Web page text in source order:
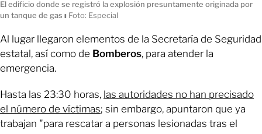
El edificio donde se registró la explosión presuntamente originada por
un tanque de gas ı Foto: Especial
Al lugar llegaron elementos de la Secretaría de Seguridad
estatal, así como de Bomberos, para atender la
emergencia.
Hasta las 23:30 horas, las autoridades no han precisado
el número de víctimas; sin embargo, apuntaron que ya
trabajan "para rescatar a personas lesionadas tras el